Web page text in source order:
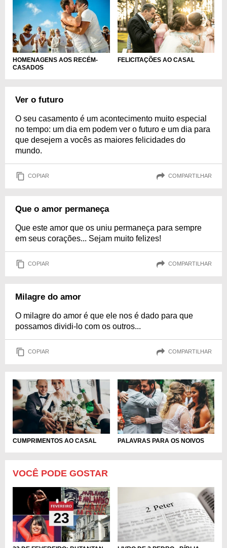
HOMENAGENS AOS RECÉM-
CASADOS
FELICITAÇÕES AO CASAL
Ver o futuro
O seu casamento é um acontecimento muito especial
no tempo: um dia em podem ver o futuro e um dia para
que desejem a vocês as maiores felicidades do
mundo.
COPIAR COMPARTILHAR
Que o amor permaneça
Que este amor que os uniu permaneça para sempre
em seus corações... Sejam muito felizes!
COPIAR COMPARTILHAR
Milagre do amor
O milagre do amor é que ele nos é dado para que
possamos dividi-lo com os outros...
COPIAR COMPARTILHAR
CUMPRIMENTOS AO CASAL PALAVRAS PARA OS NOIVOS
VOCÊ PODE GOSTAR